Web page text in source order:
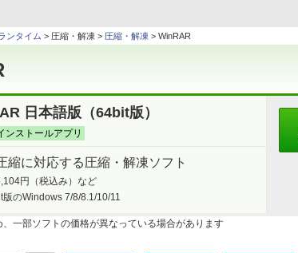
ンタイム > 圧縮・解凍 > 圧縮・解凍 > WinRAR
日本語版（64bit版）
ンストールアプリ
縮に対応する圧縮・解凍ソフト
円（税込み）など
版のWindows 7/8/8.1/10/11
一部ソフトの価格が異なっている場合があります